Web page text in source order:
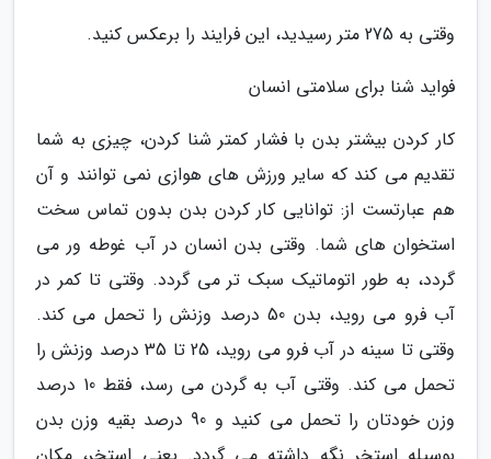
وقتی به 275 متر رسیدید، این فرایند را برعکس کنید.
فواید شنا برای سلامتی انسان
کار کردن بیشتر بدن با فشار کمتر شنا کردن، چیزی به شما
تقدیم می کند که سایر ورزش های هوازی نمی توانند و آن
هم عبارتست از: توانایی کار کردن بدن بدون تماس سخت
استخوان های شما. وقتی بدن انسان در آب غوطه ور می
گردد، به طور اتوماتیک سبک تر می گردد. وقتی تا کمر در
آب فرو می روید، بدن 50 درصد وزنش را تحمل می کند.
وقتی تا سینه در آب فرو می روید، 25 تا 35 درصد وزنش را
تحمل می کند. وقتی آب به گردن می رسد، فقط 10 درصد
وزن خودتان را تحمل می کنید و 90 درصد بقیه وزن بدن